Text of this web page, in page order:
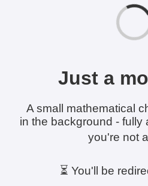
Just a
A small mathematical
in the background - fully
you're not a
⏳ You'll be